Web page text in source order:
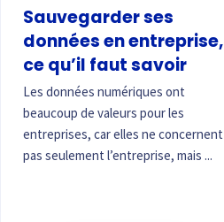
Sauvegarder ses
données en entreprise,
ce qu’il faut savoir
Les données numériques ont
beaucoup de valeurs pour les
entreprises, car elles ne concernent
pas seulement l’entreprise, mais ...